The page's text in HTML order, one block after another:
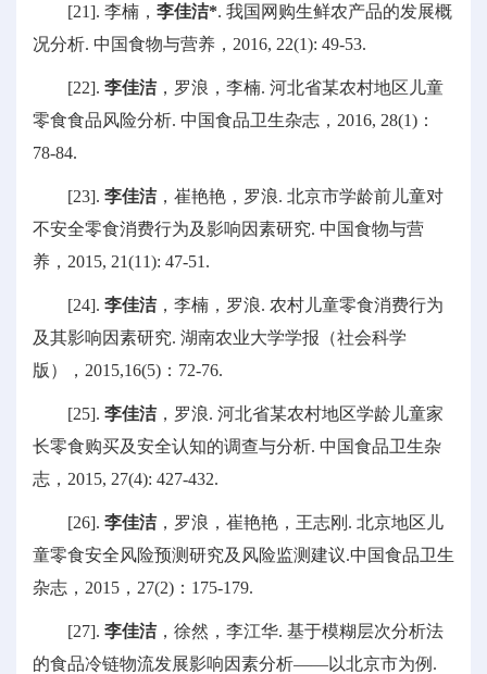
[21]. 李楠， 李佳洁*. 我国网购生鲜农产品的发展概
况分析. 中国食物与营养，2016, 22(1): 49-53.
[22]. 李佳洁，罗浪，李楠. 河北省某农村地区儿童
零食食品风险分析. 中国食品卫生杂志，2016, 28(1)：
78-84.
[23]. 李佳洁，崔艳艳，罗浪. 北京市学龄前儿童对
不安全零食消费行为及影响因素研究. 中国食物与营
养，2015, 21(11): 47-51.
[24]. 李佳洁，李楠，罗浪. 农村儿童零食消费行为
及其影响因素研究. 湖南农业大学学报（社会科学
版），2015,16(5)：72-76.
[25]. 李佳洁，罗浪. 河北省某农村地区学龄儿童家
长零食购买及安全认知的调查与分析. 中国食品卫生杂
志，2015, 27(4): 427-432.
[26]. 李佳洁，罗浪，崔艳艳，王志刚. 北京地区儿
童零食安全风险预测研究及风险监测建议.中国食品卫生
杂志，2015，27(2)：175-179.
[27]. 李佳洁，徐然，李江华. 基于模糊层次分析法
的食品冷链物流发展影响因素分析——以北京市为例.